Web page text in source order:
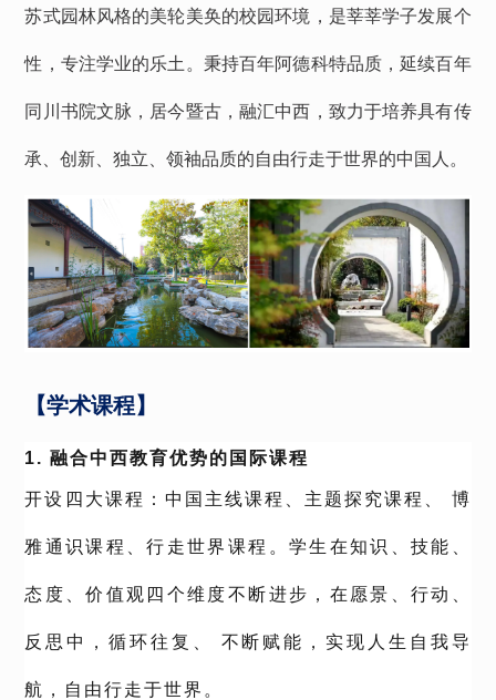
苏式园林风格的美轮美奂的校园环境，是莘莘学子发展个
性，专注学业的乐土。秉持百年阿德科特品质，延续百年
同川书院文脉，居今暨古，融汇中西，致力于培养具有传
承、创新、独立、领袖品质的自由行走于世界的中国人。
【学术课程】
1. 融合中西教育优势的国际课程
开设四大课程：中国主线课程、主题探究课程、 博
雅通识课程、行走世界课程。学生在知识、技能、
态度、价值观四个维度不断进步，在愿景、行动、
反思中，循环往复、 不断赋能，实现人生自我导
航，自由行走于世界。